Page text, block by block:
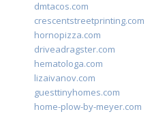
dmtacos.com
crescentstreetprinting.com
hornopizza.com
driveadragster.com
hematologa.com
lizaivanov.com
guesttinyhomes.com
home-plow-by-meyer.com